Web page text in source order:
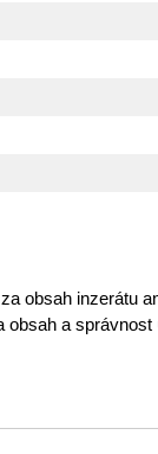
obsah inzerátu
obsah a